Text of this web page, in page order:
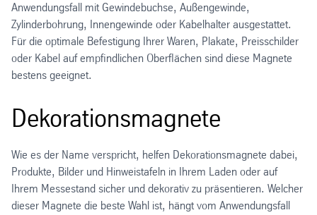
Anwendungsfall mit Gewindebuchse, Außengewinde,
Zylinderbohrung, Innengewinde oder Kabelhalter ausgestattet.
Für die optimale Befestigung Ihrer Waren, Plakate, Preisschilder
oder Kabel auf empfindlichen Oberflächen sind diese Magnete
bestens geeignet.
Dekorationsmagnete
Wie es der Name verspricht, helfen Dekorationsmagnete dabei,
Produkte, Bilder und Hinweistafeln in Ihrem Laden oder auf
Ihrem Messestand sicher und dekorativ zu präsentieren. Welcher
dieser Magnete die beste Wahl ist, hängt vom Anwendungsfall